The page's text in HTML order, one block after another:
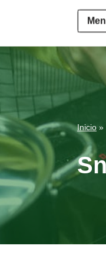
https://
Saltar
Inicio »